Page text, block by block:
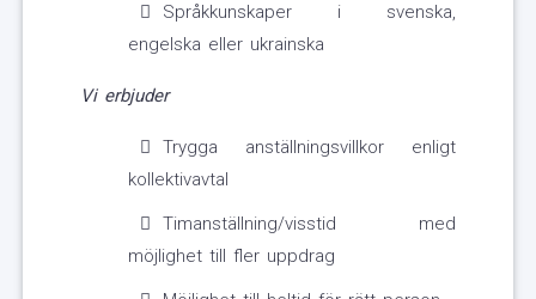
Språkkunskaper i svenska,
engelska eller ukrainska
Vi erbjuder
Trygga anställningsvillkor enligt
kollektivavtal
Timanställning/visstid med
möjlighet till fler uppdrag